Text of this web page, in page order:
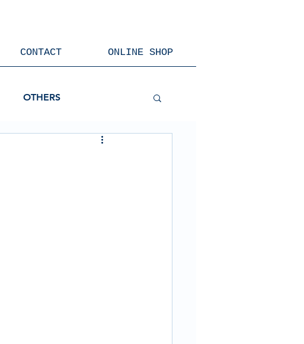
CONTACT ONLINE SHOP
OTHERS